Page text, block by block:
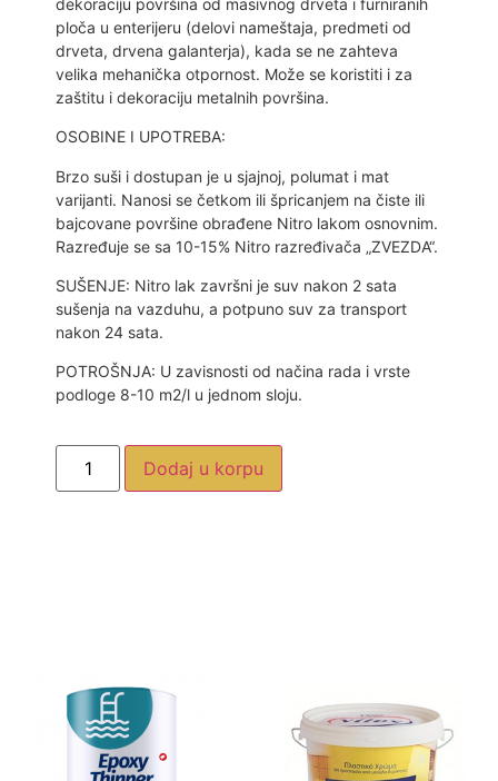
ploča u enterijeru (delovi nameštaja, predmeti od
drveta, drvena galanterja), kada se ne zahteva
velika mehanička otpornost. Može se koristiti i za
zaštitu i dekoraciju metalnih površina.
OSOBINE I UPOTREBA:
Brzo suši i dostupan je u sjajnoj, polumat i mat
varijanti. Nanosi se četkom ili špricanjem na čiste ili
bajcovane površine obrađene Nitro lakom osnovnim.
Razređuje se sa 10-15% Nitro razređivača „ZVEZDA“.
SUŠENJE: Nitro lak završni je suv nakon 2 sata
sušenja na vazduhu, a potpuno suv za transport
nakon 24 sata.
POTROŠNJA: U zavisnosti od načina rada i vrste
podloge 8-10 m2/l u jednom sloju.
Dodaj u korpu